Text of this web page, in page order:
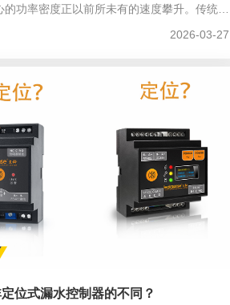
功率密度正以前所未有的速度攀升。传统的
渐力不从心，液冷正从“可选方案”走向“必选
2026-03-27
位式漏水控制器的不同？